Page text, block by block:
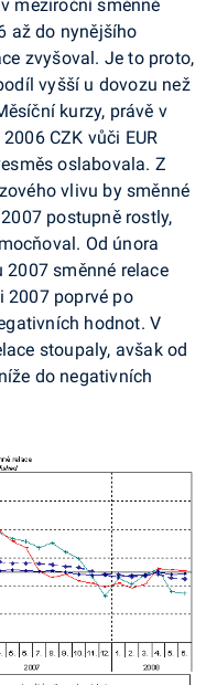
meziroční směnné
až do nynějšího
zvyšoval. Je to proto,
vyšší u dovozu než
kurzy, právě v
CZK vůči EUR
oslabovala. Z
vlivu by směnné
postupně rostly,
Od února
směnné relace
2007 poprvé po
hodnot. V
stoupaly, avšak od
do negativních